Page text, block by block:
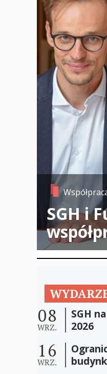
SGH i
08
WRZ.
SGH
2026
16
WRZ.